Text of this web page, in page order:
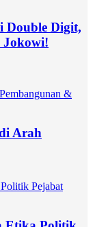
Double Digit,
Jokowi!
Arah